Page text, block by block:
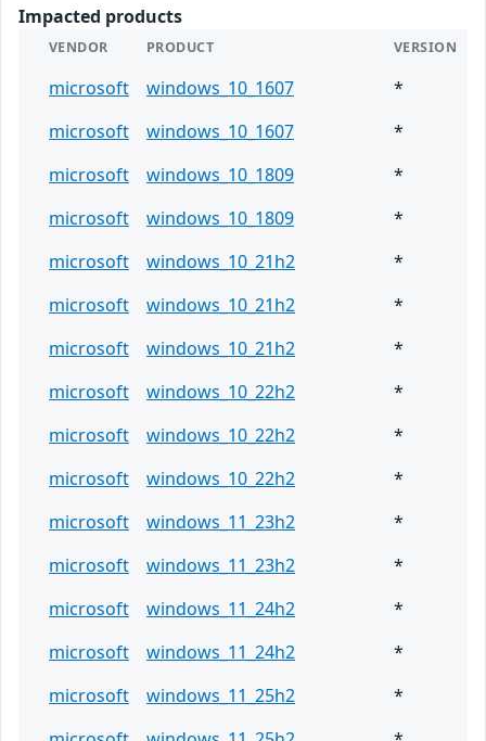
Impacted products
VENDOR PRODUCT VERSION
microsoft windows_10_1607
*
microsoft
windows_10_1607
*
microsoft
windows_10_1809
*
microsoft
windows_10_1809
*
microsoft
windows_10_21h2
*
microsoft
windows_10_21h2
*
microsoft
windows_10_21h2
*
microsoft
windows_10_22h2
*
microsoft
windows_10_22h2
*
microsoft
windows_10_22h2
*
microsoft
windows_11_23h2
*
microsoft
windows_11_23h2
*
microsoft
windows_11_24h2
*
microsoft
windows_11_24h2
*
microsoft
windows_11_25h2
*